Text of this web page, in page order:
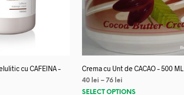
cu CAFEINA –
Crema cu Unt de CACAO – 500 ML
40 lei –76 lei
SELECT OPTIONS